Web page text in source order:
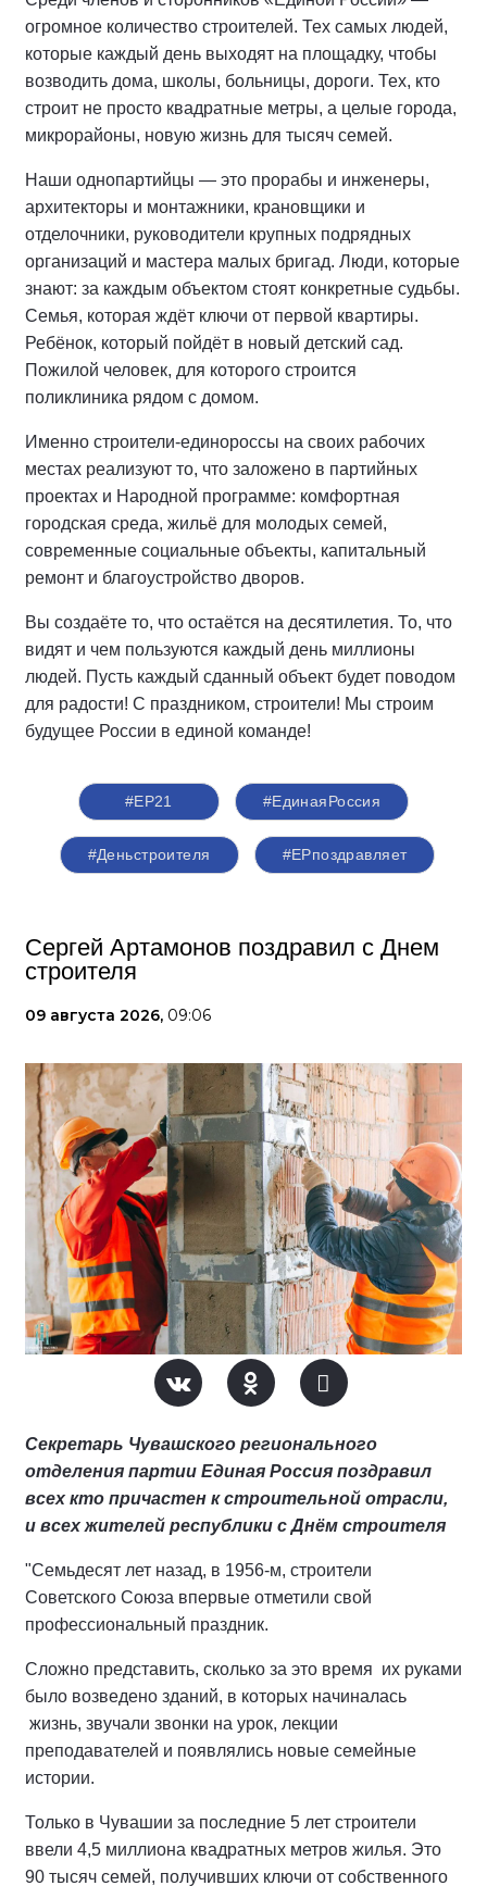
огромное количество строителей. Тех самых людей,
которые каждый день выходят на площадку, чтобы
возводить дома, школы, больницы, дороги. Тех, кто
строит не просто квадратные метры, а целые города,
микрорайоны, новую жизнь для тысяч семей.
Наши однопартийцы — это прорабы и инженеры,
архитекторы и монтажники, крановщики и
отделочники, руководители крупных подрядных
организаций и мастера малых бригад. Люди, которые
знают: за каждым объектом стоят конкретные судьбы.
Семья, которая ждёт ключи от первой квартиры.
Ребёнок, который пойдёт в новый детский сад.
Пожилой человек, для которого строится
поликлиника рядом с домом.
Именно строители-единороссы на своих рабочих
местах реализуют то, что заложено в партийных
проектах и Народной программе: комфортная
городская среда, жильё для молодых семей,
современные социальные объекты, капитальный
ремонт и благоустройство дворов.
Вы создаёте то, что остаётся на десятилетия. То, что
видят и чем пользуются каждый день миллионы
людей. Пусть каждый сданный объект будет поводом
для радости! С праздником, строители! Мы строим
будущее России в единой команде!
#ЕР21 #ЕдинаяРоссия
#Деньстроителя #ЕРпоздравляет
Сергей Артамонов поздравил с Днем
строителя
09 августа 2026, 09:06
Секретарь Чувашского регионального
отделения партии Единая Россия поздравил
всех кто причастен к строительной отрасли,
и всех жителей республики с Днём строителя
"Семьдесят лет назад, в 1956-м, строители
Советского Союза впервые отметили свой
профессиональный праздник.
Сложно представить, сколько за это время их руками
было возведено зданий, в которых начиналась
жизнь, звучали звонки на урок, лекции
преподавателей и появлялись новые семейные
истории.
Только в Чувашии за последние 5 лет строители
ввели 4,5 миллиона квадратных метров жилья. Это
90 тысяч семей, получивших ключи от собственного